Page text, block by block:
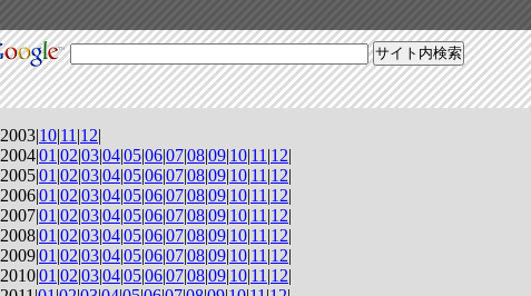
2003|10|11 |12|
2004|01 |02|03|04|05|06|07|08|09|10|11 |12|
2005|01 |02|03|04|05|06|07|08|09|10|11 |12|
2006|01 |02|03|04|05|06|07|08|09|10|11 |12|
2007|01 |02|03|04|05|06|07|08|09|10|11 |12|
2008|01 |02|03|04|05|06|07|08|09|10|11 |12|
2009|01 |02|03|04|05|06|07|08|09|10|11 |12|
2010|01 |02|03|04|05|06|07|08|09|10|11 |12|